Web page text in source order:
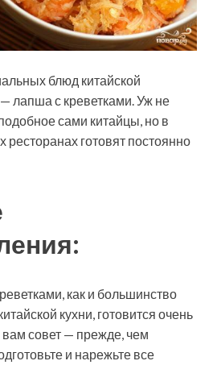
блюд китайской
лапша с креветками. Уж не
сами китайцы, но в
ресторанах готовят постоянно
как и большинство
кухни, готовится очень
совет — прежде, чем
и нарежьте все